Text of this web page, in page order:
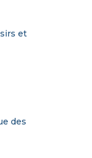
et
des